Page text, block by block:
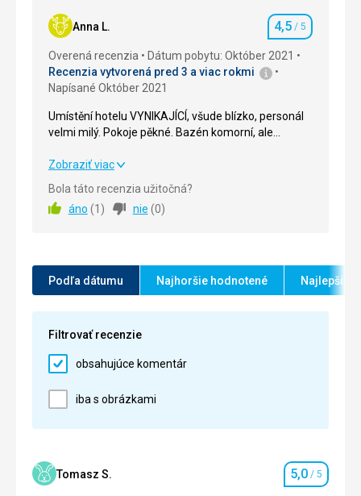
Služby 5,0/ 5
Cena
Strava
Jídlo je chutné a rozmanité
Ubytovanie
Služby
Úklid každý den, výměna ručníků na vyžádání
Google Translate
Anna L. Hodnotenie
4,5 / 5
Overená recenzia
Dátum pobytu: Október 2021
Recenzia vytvorená pred 3 a viac rokmi
Napísané Október 2021
Umístění hotelu VYNIKAJÍCÍ, všude blízko, personál
velmi milý. Pokoje pěkné. Bazén komorní, ale
Umístění hotelu VYNIKAJÍCÍ, všude blízko, personál
velmi milý. Pokoje pěkné. Bazén komorní, ale
dostačující. Doporučuji.
Okolie 4,0/ 5
Cena
Pláž
Strava
Jídla, převážně anglická. Jak kdo má rád.
Zobraziť viac
Bola táto recenzia užitočná?
áno (1 ) nie (0)
Podľa dátumu Najhoršie hodnotené Najlepšie
Filtrovať recenzie
obsahujúce komentár
iba s obrázkami
Tomasz S. Hodnotenie
5,0 / 5